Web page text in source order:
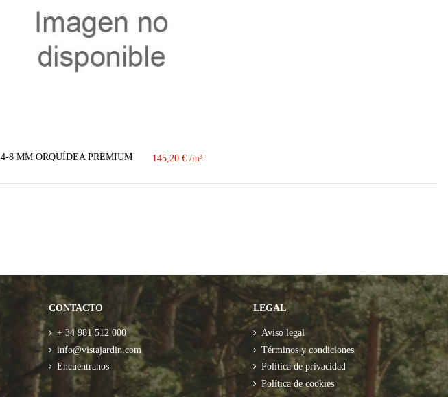
4-8 MM ORQUÍDEA PREMIUM 145,20 €
CONTACTO
+ 34 981 512 000
info@vistajardin.com
Encuentranos
LEGAL
Aviso legal
Términos y condiciones
Política de privacidad
Política de cookies